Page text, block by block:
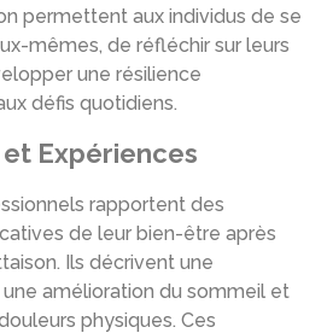
permettent aux individus de se
mêmes, de réfléchir sur leurs
une résilience
défis quotidiens.
Expériences
rapportent des
de leur bien-être après
Ils décrivent une
amélioration du sommeil et
physiques. Ces